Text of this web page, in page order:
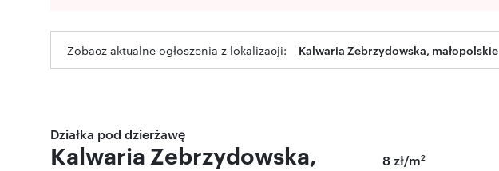
Zobacz aktualne ogłoszenia z lokalizacji: Kalwaria Zebrzydowska, małopolskie
Działka pod dzierżawę
Kalwaria Zebrzydowska, 8 zł/m2